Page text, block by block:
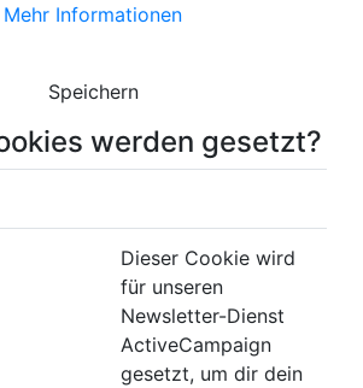
Mehr Informationen
Speichern
werden gesetzt?
Dieser Cookie wird
für unseren
Newsletter-Dienst
ActiveCampaign
gesetzt, um dir dein